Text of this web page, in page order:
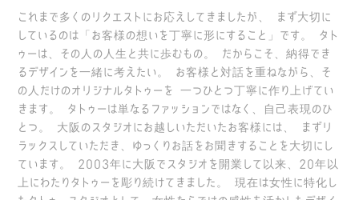
これまで多くのリクエストにお応えしてきましたが、
まず大切に
しているのは「お客様の想いを丁寧に形にすること」です。
タト
ゥーは、その人の人生と共に歩むもの。
だからこそ、納得でき
るデザインを一緒に考えたい。
お客様と対話を重ねながら、そ
の人だけのオリジナルタトゥーを
一つひとつ丁寧に作り上げてい
きます。
タトゥーは単なるファッションではなく、自己表現のひ
とつ。
大阪のスタジオにお越しいただいたお客様には、
まずリ
ラックスしていただき、ゆっくりお話をお聞きすることを大切にし
ています。
2003年に大阪でスタジオを開業して以来、20年以
上にわたりタトゥーを彫り続けてきました。
現在は女性に特化し